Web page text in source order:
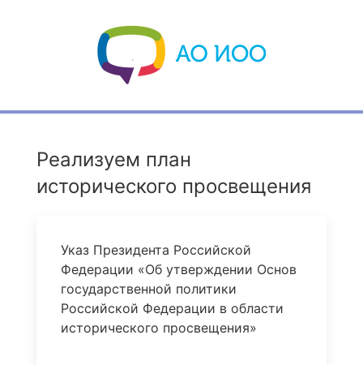
Реализуем план
исторического просвещения
Указ Президента Российской
Федерации «Об утверждении Основ
государственной политики
Российской Федерации в области
исторического просвещения»